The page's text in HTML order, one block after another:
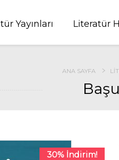
Yayınları Literatür
ANA SAYFA
30% İndirim!